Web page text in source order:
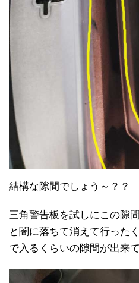
結構な隙間でしょう～？？
三角警告板を試しにこの隙
と闇に落ちて消えて行った
で入るくらいの隙間が出来て